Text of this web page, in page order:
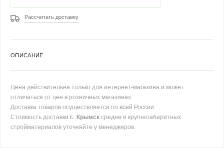
Рассчитать доставку
ОПИСАНИЕ
Цена действительна только для интернет-магазина и может
отличаться от цен в розничных магазинах.
Доставка товаров осуществляется по всей России.
Стоимость доставки г. Крымск средне и крупногабаритных
стройматериалов уточняйте у менеджеров.